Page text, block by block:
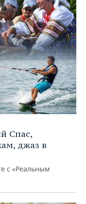
Спас,
джаз в
с «Реальным